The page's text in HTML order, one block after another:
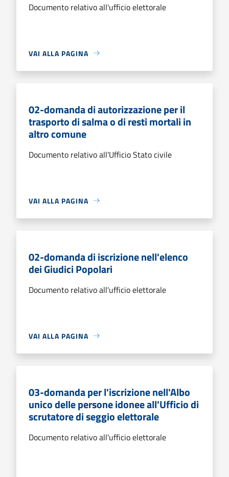
Documento relativo all'ufficio elettorale
VAI ALLA PAGINA
02-domanda di autorizzazione per il
trasporto di salma o di resti mortali in
altro comune
Documento relativo all'Ufficio Stato civile
VAI ALLA PAGINA
02-domanda di iscrizione nell'elenco
dei Giudici Popolari
Documento relativo all'ufficio elettorale
VAI ALLA PAGINA
03-domanda per l'iscrizione nell'Albo
unico delle persone idonee all'Ufficio di
scrutatore di seggio elettorale
Documento relativo all'ufficio elettorale